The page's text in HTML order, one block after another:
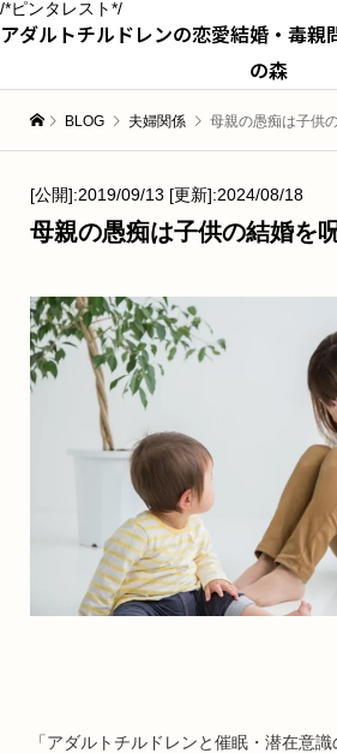
/*ピンタレスト*/
アダルトチルドレンの恋愛結婚・毒親
の森
BLOG 夫婦関係 母親の愚痴は子供
[公開]:2019/09/13 [更新]:2024/08/18
母親の愚痴は子供の結婚を
「アダルトチルドレンと催眠・潜在意